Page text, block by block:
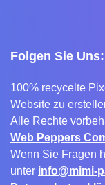
Folgen Sie Uns:
100% recycelte
Website zu
Alle Rechte
Web Peppers
Wenn Sie Fragen
unter info@mimi-